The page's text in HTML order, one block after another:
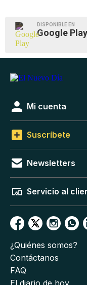
DISPONIBLE EN
Google Play
Mi cuenta
Suscríbete
Newsletters
Servicio al
¿Quiénes somos?
Contáctanos
FAQ